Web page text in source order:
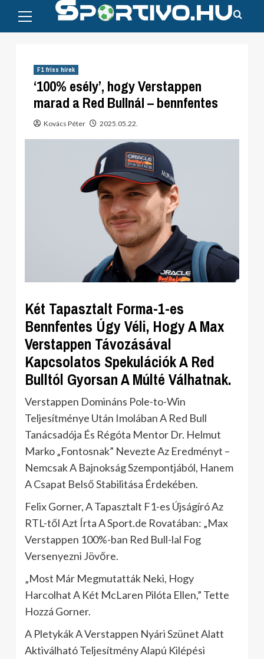
content
Menu
F1 friss hírek
‘100% esély’, hogy Verstappen
marad a Red Bullnál – bennfentes
Kovács Péter 2025.05.22.
Két Tapasztalt Forma-1-es
Bennfentes Úgy Véli, Hogy A Max
Verstappen Távozásával
Kapcsolatos Spekulációk A Red
Bulltól Gyorsan A Múlté Válhatnak.
Verstappen Domináns Pole-to-Win
Teljesítménye Után Imolában A Red Bull
Tanácsadója És Régóta Mentor Dr. Helmut
Marko „Fontosnak” Nevezte Az Eredményt –
Nemcsak A Bajnokság Szempontjából, Hanem
A Csapat Belső Stabilitása Érdekében.
Felix Gorner, A Tapasztalt F1-es Újságíró Az
RTL-től Azt Írta A Sport.de Rovatában: „Max
Verstappen 100%-ban Red Bull-lal Fog
Versenyezni Jövőre.
„Most Már Megmutatták Neki, Hogy
Harcolhat A Két McLaren Pilóta Ellen,” Tette
Hozzá Gorner.
A Pletykák A Verstappen Nyári Szünet Alatt
Aktiválható Teljesítmény Alapú Kilépési